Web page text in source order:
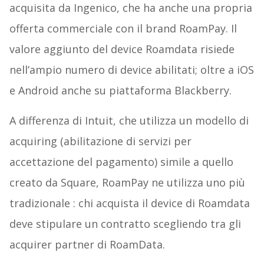
acquisita da Ingenico, che ha anche una propria
offerta commerciale con il brand RoamPay. Il
valore aggiunto del device Roamdata risiede
nell’ampio numero di device abilitati; oltre a iOS
e Android anche su piattaforma Blackberry.
A differenza di Intuit, che utilizza un modello di
acquiring (abilitazione di servizi per
accettazione del pagamento) simile a quello
creato da Square, RoamPay ne utilizza uno più
tradizionale : chi acquista il device di Roamdata
deve stipulare un contratto scegliendo tra gli
acquirer partner di RoamData.